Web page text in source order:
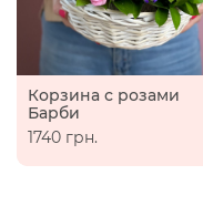
Корзина с розами
Барби
1740 грн.